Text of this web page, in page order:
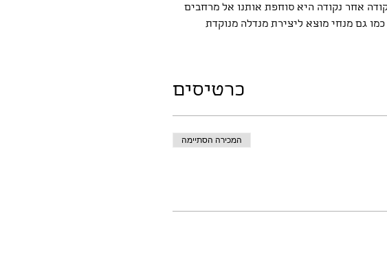
אחר נקודה היא סוחפת אותנו אל מרחבים
גם מנחי מוצא ליצירת מנדלה מנוקדת
כרטיסים
המכירה הסתיימה